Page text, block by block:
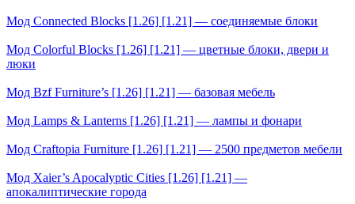
Мод Connected Blocks [1.26] [1.21] — соединяемые блоки
Мод Colorful Blocks [1.26] [1.21] — цветные блоки, двери и
люки
Мод Bzf Furniture’s [1.26] [1.21] — базовая мебель
Мод Lamps & Lanterns [1.26] [1.21] — лампы и фонари
Мод Сraftopia Furniture [1.26] [1.21] — 2500 предметов мебели
Мод Xaier’s Apocalyptic Cities [1.26] [1.21] —
апокалиптические города